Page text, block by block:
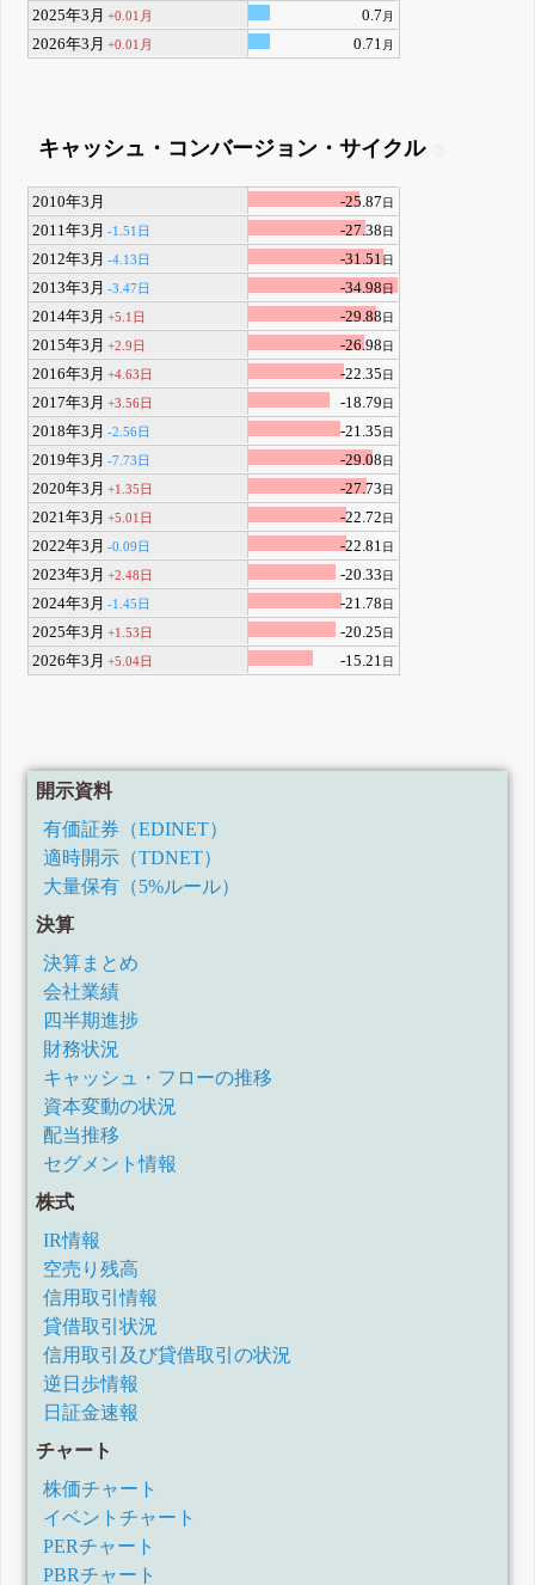
2025年3月 +0.01月 0.7 月
2026年3月 +0.01月 0.71 月
キャッシュ・コンバージョン・サイクル
2010年3月 -25.87 日
2011年3月 -1.51日 -27.38 日
2012年3月 -4.13日 -31.51 日
2013年3月 -3.47日 -34.98 日
2014年3月 +5.1日 -29.88 日
2015年3月 +2.9日 -26.98 日
2016年3月 +4.63日 -22.35 日
2017年3月 +3.56日 -18.79 日
2018年3月 -2.56日 -21.35 日
2019年3月 -7.73日 -29.08 日
2020年3月 +1.35日 -27.73 日
2021年3月 +5.01日 -22.72 日
2022年3月 -0.09日 -22.81 日
2023年3月 +2.48日 -20.33 日
2024年3月 -1.45日 -21.78 日
2025年3月 +1.53日 -20.25 日
2026年3月 +5.04日 -15.21 日
開示資料
有価証券（EDINET）
適時開示（TDNET）
大量保有（5%ルール）
決算
決算まとめ
会社業績
四半期進捗
財務状況
キャッシュ・フローの推移
資本変動の状況
配当推移
セグメント情報
株式
IR情報
空売り残高
信用取引情報
貸借取引状況
信用取引及び貸借取引の状況
逆日歩情報
日証金速報
チャート
株価チャート
イベントチャート
PERチャート
PBRチャート